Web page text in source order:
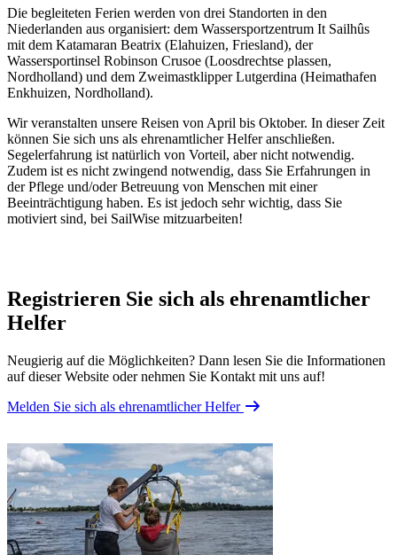
Die begleiteten Ferien werden von drei Standorten in den
Niederlanden aus organisiert: dem Wassersportzentrum It Sailhûs
mit dem Katamaran Beatrix (Elahuizen, Friesland), der
Wassersportinsel Robinson Crusoe (Loosdrechtse plassen,
Nordholland) und dem Zweimastklipper Lutgerdina (Heimathafen
Enkhuizen, Nordholland).
Wir veranstalten unsere Reisen von April bis Oktober. In dieser Zeit
können Sie sich uns als ehrenamtlicher Helfer anschließen.
Segelerfahrung ist natürlich von Vorteil, aber nicht notwendig.
Zudem ist es nicht zwingend notwendig, dass Sie Erfahrungen in
der Pflege und/oder Betreuung von Menschen mit einer
Beeinträchtigung haben. Es ist jedoch sehr wichtig, dass Sie
motiviert sind, bei SailWise mitzuarbeiten!
Registrieren Sie sich als ehrenamtlicher
Helfer
Neugierig auf die Möglichkeiten? Dann lesen Sie die Informationen
auf dieser Website oder nehmen Sie Kontakt mit uns auf!
Melden Sie sich als ehrenamtlicher Helfer